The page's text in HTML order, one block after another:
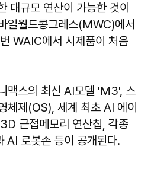
대규모 연산이 가능한 것이
일월드콩그레스(MWC)에서
WAIC에서 시제품이 처음
맥스의 최신 AI모델 'M3', 스
체제(OS), 세계 최초 AI 에이
근접메모리 연산칩, 각종
AI 로봇손 등이 공개된다.